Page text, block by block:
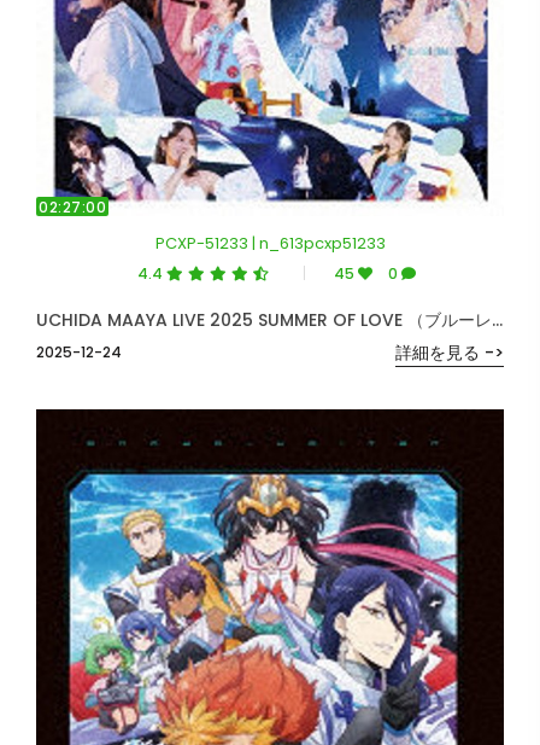
02:27:00
PCXP-51233 | n_613pcxp51233
4.4 45 0
2025-12-24
UCHIDA MAAYA LIVE 2025 SUMMER OF LOVE （ブルーレイディスク）
詳細を見る ->